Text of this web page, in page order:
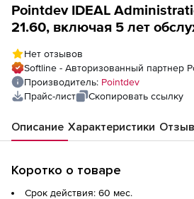
Pointdev IDEAL
21.60, включая 5 лет
Нет отзывов
Softline - Авторизованный партнер
Производитель: Pointdev
Прайс-лист
Скопировать ссылку
Описание Характеристики
Коротко о товаре
Срок действия: 60 мес.